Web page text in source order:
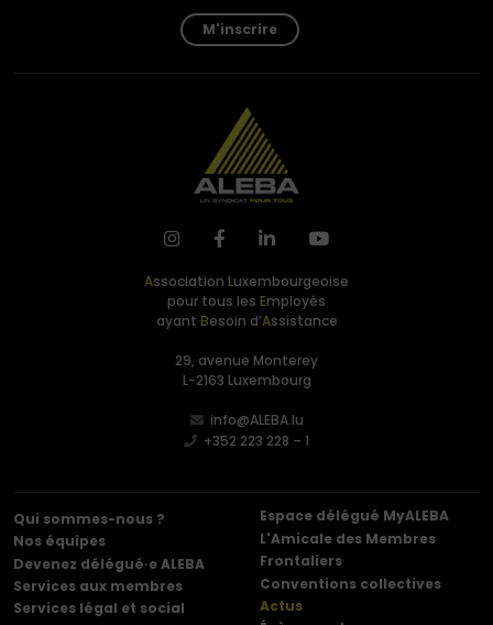
M'inscrire
Association Luxembourgeoise
pour tous les Employés
ayant Besoin d’Assistance
29, avenue Monterey
L-2163 Luxembourg
info@ALEBA.lu
+352 223 228 – 1
Qui sommes-nous ?
Nos équipes
Devenez délégué·e ALEBA
Services aux membres
Services légal et social
Espace délégué MyALEBA
L'Amicale des Membres
Frontaliers
Conventions collectives
Actus